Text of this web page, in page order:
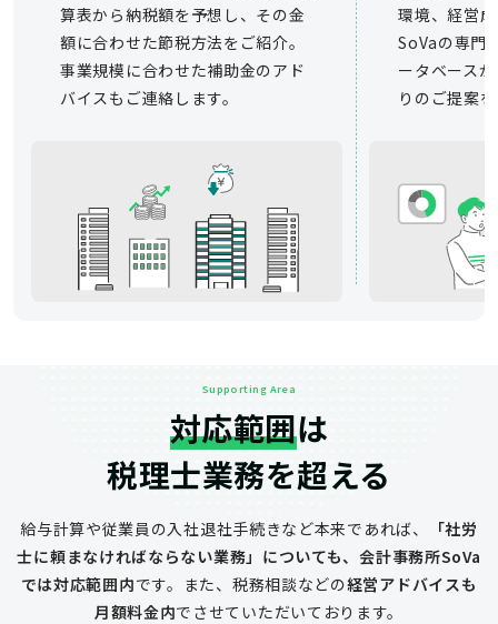
算表から納税額を予想し、その金
額に合わせた節税方法をご紹介。
事業規模に合わせた補助金のアド
バイスもご連絡します。
環境、経営
SoVaの専門
ータベース
りのご提案
Supporting Area
対応範囲は
税理士業務を超える
給与計算や従業員の入社退社手続きなど本来であれば、
「社労
士に頼まなければならない業務」についても、会計事務所SoVa
では対応範囲内です。 また、税務相談などの経営アドバイスも
月額料金内でさせていただいております。